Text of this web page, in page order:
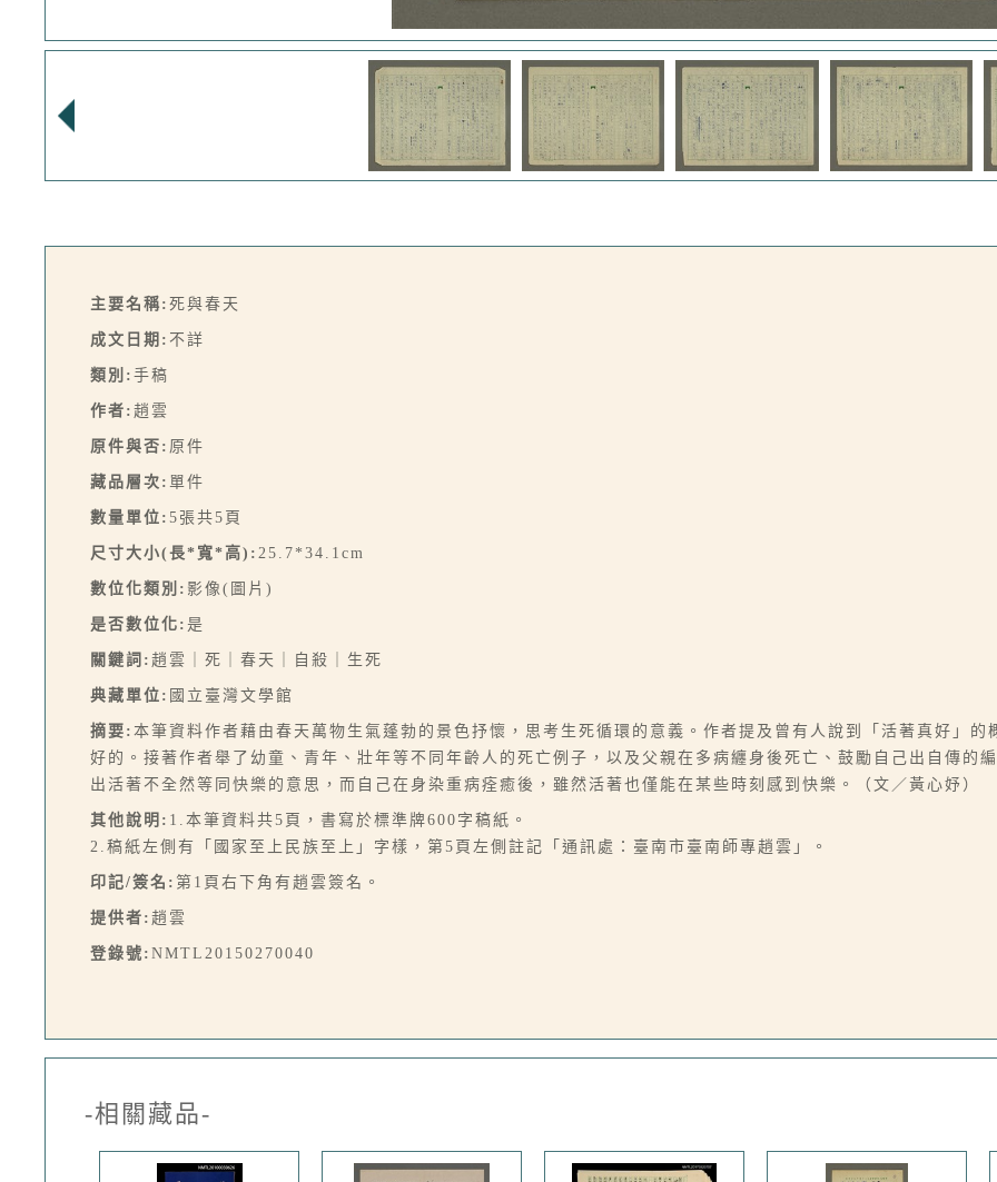
主要名稱: 死與春天
成文日期: 不詳
類別: 手稿
作者: 趙雲
原件與否: 原件
藏品層次: 單件
數量單位: 5張共5頁
尺寸大小(長*寬*高): 25.7*34.1cm
數位化類別: 影像(圖片)
是否數位化: 是
關鍵詞: 趙雲｜死｜春天｜自殺｜生死
典藏單位: 國立臺灣文學館
摘要: 本筆資料作者藉由春天萬物生氣蓬勃的景色抒懷，思考生死循環的意義。作者提及曾有人說到「活著真好」
好的。接著作者舉了幼童、青年、壯年等不同年齡人的死亡例子，以及父親在多病纏身後死亡、鼓勵自己出自傳的
出活著不全然等同快樂的意思，而自己在身染重病痊癒後，雖然活著也僅能在某些時刻感到快樂。（文／黃心妤）
其他說明: 1.本筆資料共5頁，書寫於標準牌600字稿紙。
2.稿紙左側有「國家至上民族至上」字樣，第5頁左側註記「通訊處：臺南市臺南師專趙雲」。
印記/簽名: 第1頁右下角有趙雲簽名。
提供者: 趙雲
登錄號: NMTL20150270040
-相關藏品-